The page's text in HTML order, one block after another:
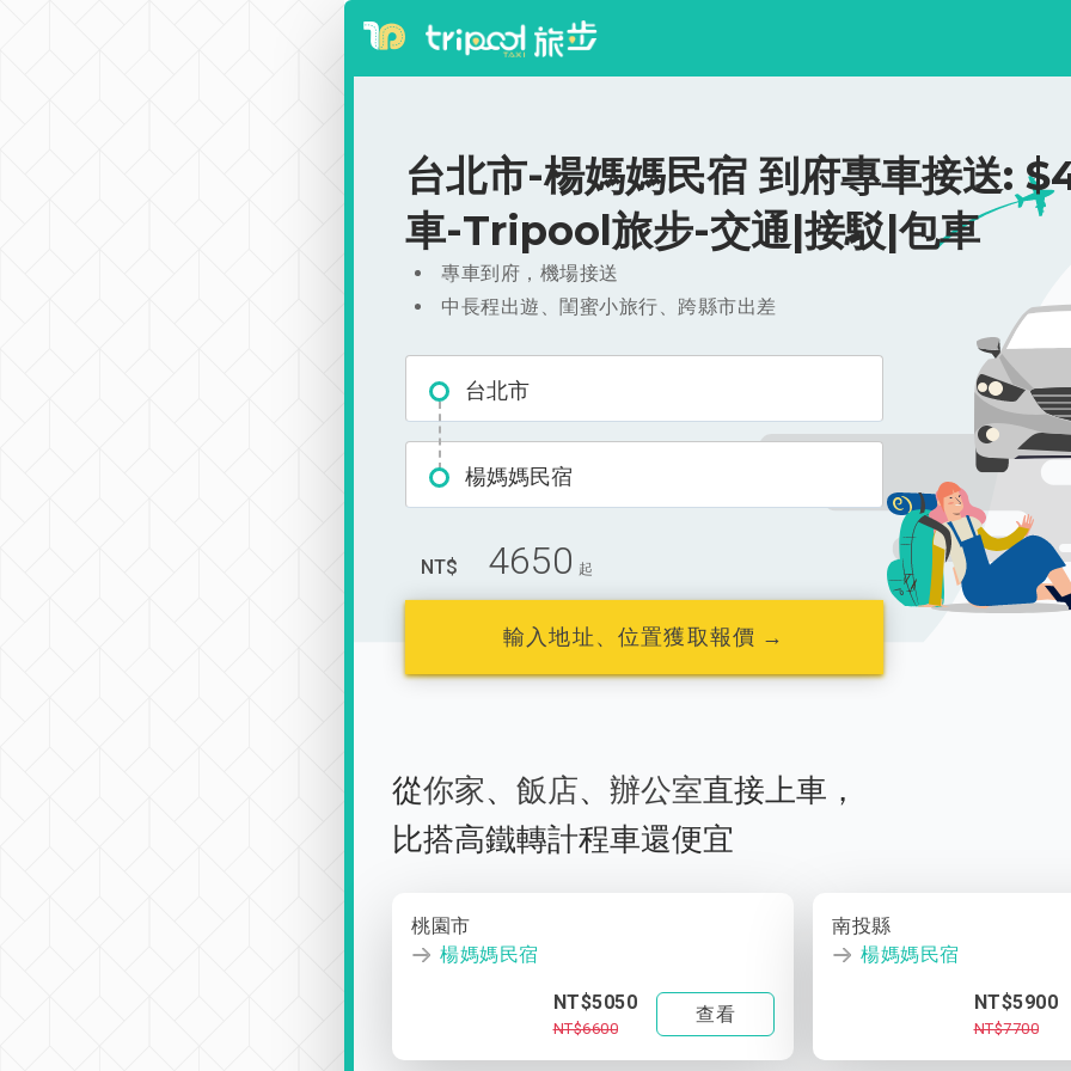
台北市-楊媽媽民宿 到府專車接送:
車-Tripool旅步-交通|接駁|包車
專車到府，機場接送
中長程出遊、閨蜜小旅行、跨縣市出差
台北市
楊媽媽民宿
NT$ 4650 起
輸入地址、位置獲取報價 →
從你家、 飯店、 辦公室直接上車，
比搭高鐵轉計程車還便宜
桃園市
楊媽媽民宿
NT$5050
NT$6600
查看
南投縣
楊媽媽民宿
NT$5900
NT$7700